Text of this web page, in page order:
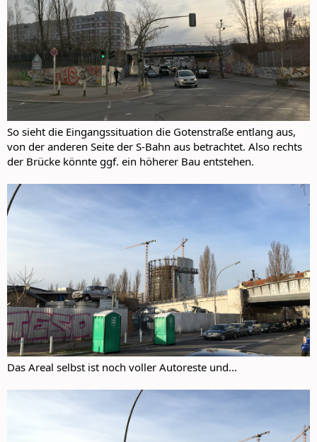
So sieht die Eingangssituation die Gotenstraße entlang aus,
von der anderen Seite der S-Bahn aus betrachtet. Also rechts
der Brücke könnte ggf. ein höherer Bau entstehen.
Das Areal selbst ist noch voller Autoreste und...